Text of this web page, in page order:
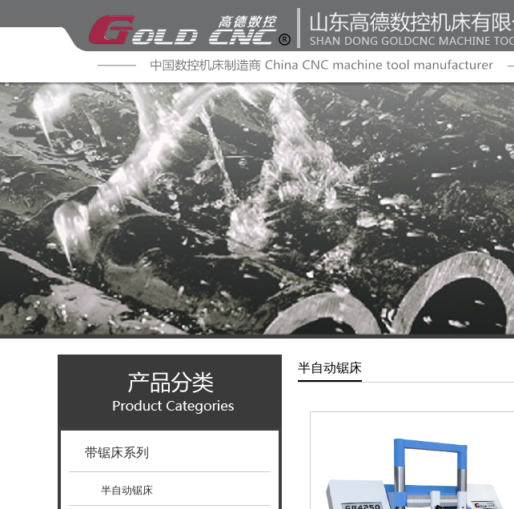
带锯床系列
半自动锯床
半自动锯床